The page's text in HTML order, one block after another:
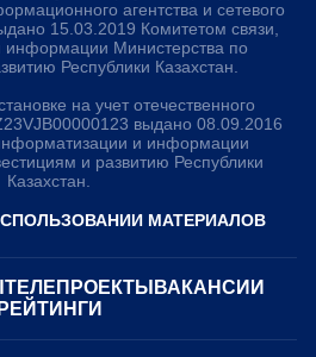
агентства и сетевого
15.03.2019 Комитетом связи,
Министерства по
Республики Казахстан.
на учет отечественного
выдано 08.09.2016
и информации
и развитию Республики
Казахстан.
МАТЕРИАЛОВ
ТЕЛЕПРОЕКТЫ ВАКАНСИИ
РЕЙТИНГИ